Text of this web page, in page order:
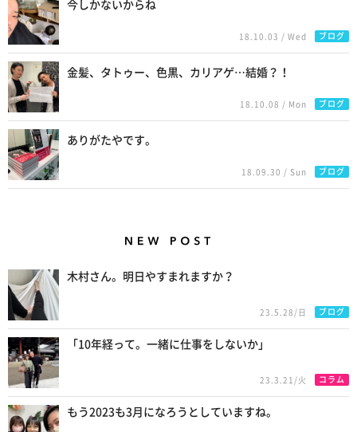
今しかないからね
18.10.03 / Wed ブログ
金髪、タトゥー、色黒、カリアゲ…結婚？！
18.10.08 / Mon ブログ
ありがたやです。
18.09.30 / Sun ブログ
木村さん。明日やすまれますか？
23.5.28/日 ブログ
「10年経って。一緒に仕事をしないか」
23.3.21/火 コラム
もう2023も3月になろうとしていますね。